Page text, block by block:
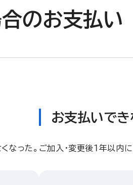
のお支払い
なった。
お支払いで
ご加入・変更後１年以内